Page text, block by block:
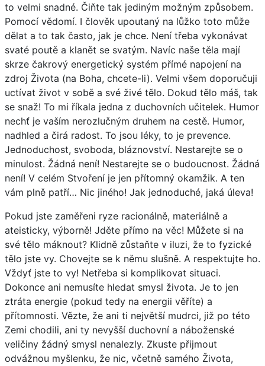
to velmi snadné. Čiňte tak jediným možným způsobem.
Pomocí vědomí. I člověk upoutaný na lůžko toto může
dělat a to tak často, jak je chce. Není třeba vykonávat
svaté poutě a klanět se svatým. Navíc naše těla mají
skrze čakrový energetický systém přímé napojení na
zdroj Života (na Boha, chcete-li). Velmi všem doporučuji
uctívat život v sobě a své živé tělo. Dokud tělo máš, tak
se snaž! To mi říkala jedna z duchovních učitelek. Humor
nechť je vaším nerozlučným druhem na cestě. Humor,
nadhled a čirá radost. To jsou léky, to je prevence.
Jednoduchost, svoboda, bláznovství. Nestarejte se o
minulost. Žádná není! Nestarejte se o budoucnost. Žádná
není! V celém Stvoření je jen přítomný okamžik. A ten
vám plně patří… Nic jiného! Jak jednoduché, jaká úleva!
Pokud jste zaměřeni ryze racionálně, materiálně a
ateisticky, výborně! Jděte přímo na věc! Můžete si na
své tělo máknout? Klidně zůstaňte v iluzi, že to fyzické
tělo jste vy. Chovejte se k němu slušně. A respektujte ho.
Vždyť jste to vy! Netřeba si komplikovat situaci.
Dokonce ani nemusíte hledat smysl života. Je to jen
ztráta energie (pokud tedy na energii věříte) a
přítomnosti. Vězte, že ani ti největší mudrci, již po této
Zemi chodili, ani ty nevyšší duchovní a náboženské
veličiny žádný smysl nenalezly. Zkuste přijmout
odvážnou myšlenku, že nic, včetně samého Života,